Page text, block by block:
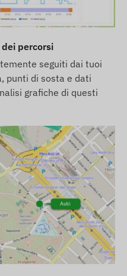
percorsi
seguiti dai tuoi
punti di sosta e dati
grafiche di questi